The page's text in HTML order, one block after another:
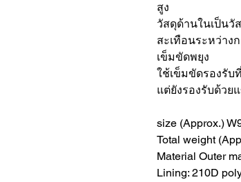
สูง
วัสดุด้านในเป็นวั
สะเทือนระหว่าง
เข็มขัดพยุง
ใช้เข็มขัดรองรับ
แต่ยังรองรับด้วย
size (Approx.)
Total weight
Material Outer
Lining: 210D